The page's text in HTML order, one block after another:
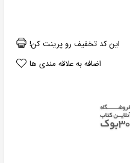
این کد تخفیف رو پرینت کن!
اضافه به علاقه مندی ها